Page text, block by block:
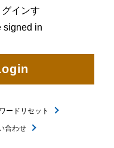
インす
in
ードリセット
合わせ